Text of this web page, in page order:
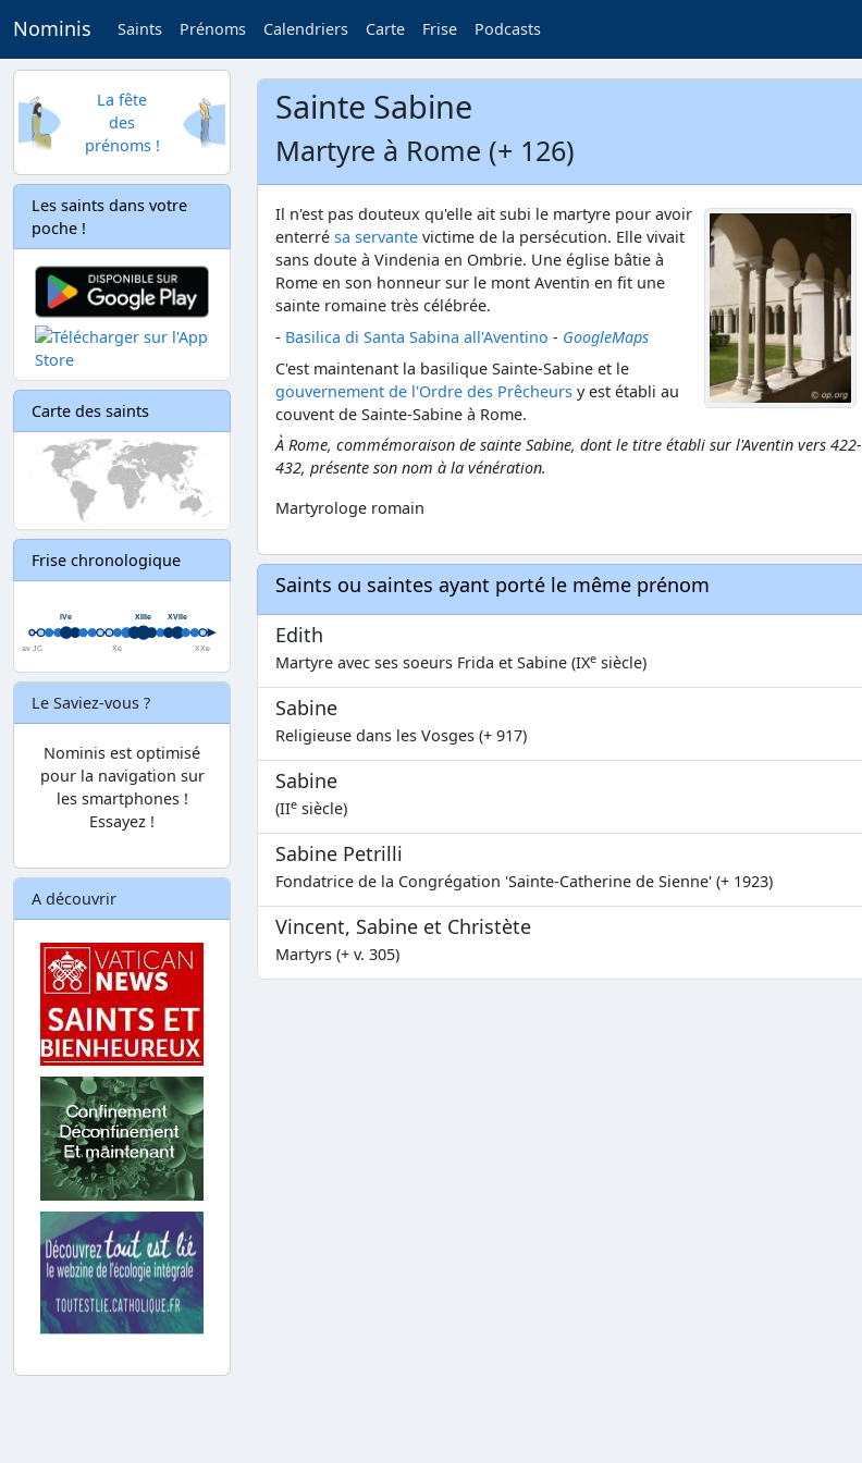
Nominis Saints Prénoms Calendriers Carte Frise Podcasts
La fête
des
prénoms !
Les saints dans votre
poche !
Carte des saints
Frise chronologique
Le Saviez-vous ?
Nominis est optimisé
pour la navigation sur
les smartphones !
Essayez !
A découvrir
Sainte Sabine
Martyre à Rome (+ 126)
Il n'est pas douteux qu'elle ait subi le martyre pour avoir
enterré sa servante victime de la persécution. Elle vivait
sans doute à Vindenia en Ombrie. Une église bâtie à
Rome en son honneur sur le mont Aventin en fit une
sainte romaine très célébrée.
- Basilica di Santa Sabina all'Aventino - GoogleMaps
C'est maintenant la basilique Sainte-Sabine et le
gouvernement de l'Ordre des Prêcheurs y est établi au
couvent de Sainte-Sabine à Rome.
À Rome, commémoraison de sainte Sabine, dont le titre établi sur l'Aventin vers 422-
432, présente son nom à la vénération.
Martyrologe romain
Saints ou saintes ayant porté le même prénom
Edith
Martyre avec ses soeurs Frida et Sabine (IXe siècle)
Sabine
Religieuse dans les Vosges (+ 917)
Sabine
(IIe siècle)
Sabine Petrilli
Fondatrice de la Congrégation 'Sainte-Catherine de Sienne' (+ 1923)
Vincent, Sabine et Christète
Martyrs (+ v. 305)